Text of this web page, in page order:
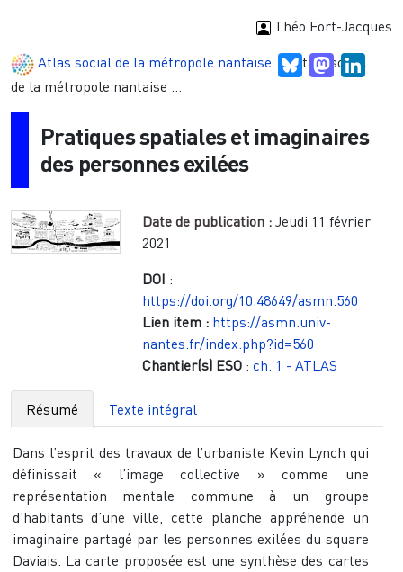
Théo Fort-Jacques
Atlas social de la métropole nantaise
Atlas social
de la métropole nantaise ...
BlueskyMastodon
Pratiques spatiales et imaginaires
des personnes exilées
Date de publication : Jeudi 11 février
2021
DOI :
https://doi.org/10.48649/asmn.560
Lien item : https://asmn.univ-
nantes.fr/index.php?id=560
Chantier(s) ESO: ch. 1 - ATLAS
Résumé Texte intégral
Dans l’esprit des travaux de l’urbaniste Kevin Lynch qui
définissait « l’image collective » comme une
représentation mentale commune à un groupe
d’habitants d’une ville, cette planche appréhende un
imaginaire partagé par les personnes exilées du square
Daviais. La carte proposée est une synthèse des cartes